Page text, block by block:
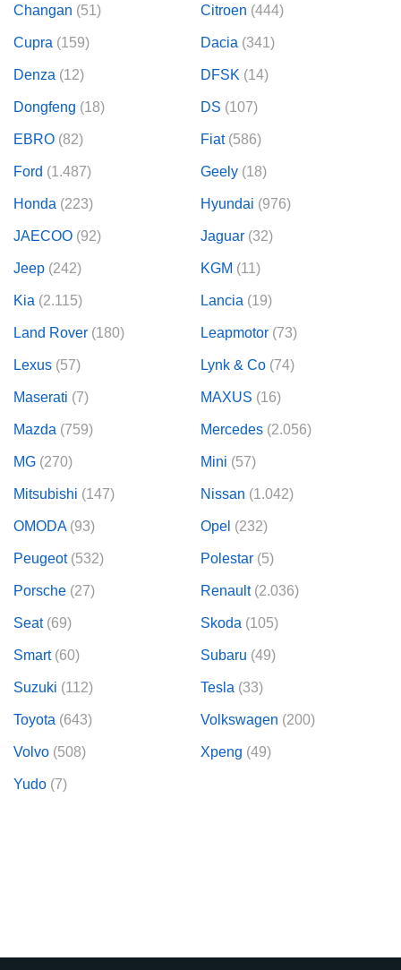
Changan (51) Citroen (444)
Cupra (159) Dacia (341)
Denza (12) DFSK (14)
Dongfeng (18) DS (107)
EBRO (82) Fiat(586)
Ford (1.487) Geely (18)
Honda (223) Hyundai (976)
JAECOO (92) Jaguar (32)
Jeep (242) KGM (11)
Kia (2.115) Lancia (19)
Land Rover (180) Leapmotor (73)
Lexus (57) Lynk & Co (74)
Maserati (7) MAXUS (16)
Mazda (759) Mercedes (2.056)
MG (270) Mini (57)
Mitsubishi (147) Nissan (1.042)
OMODA(93) Opel (232)
Peugeot(532) Polestar (5)
Porsche (27) Renault(2.036)
Seat(69) Skoda (105)
Smart(60) Subaru (49)
Suzuki (112) Tesla (33)
Toyota (643) Volkswagen (200)
Volvo (508) Xpeng (49)
Yudo (7)